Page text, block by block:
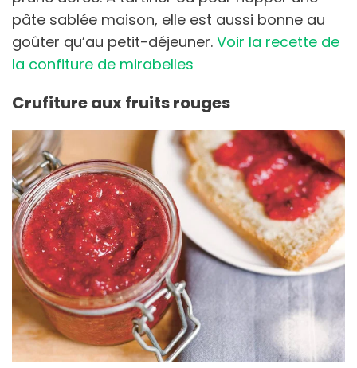
pâte sablée maison, elle est aussi bonne au
goûter qu’au petit-déjeuner. Voir la recette de
la confiture de mirabelles
Crufiture aux fruits rouges